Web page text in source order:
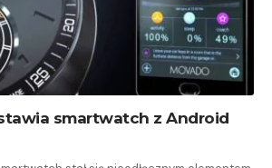
smartwatch z Android